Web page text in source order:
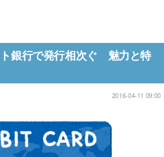
銀行で発行相次ぐ 魅力と特
2016-04-11 09:00